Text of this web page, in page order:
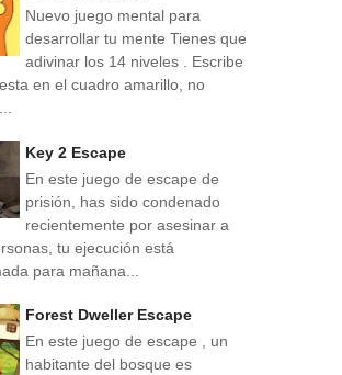
Nuevo juego mental para
desarrollar tu mente Tienes que
adivinar los 14 niveles . Escribe
en el cuadro amarillo, no
Key 2 Escape
En este juego de escape de
prisión, has sido condenado
recientemente por asesinar a
tu ejecución está
para mañana...
Forest Dweller Escape
En este juego de escape , un
habitante del bosque es